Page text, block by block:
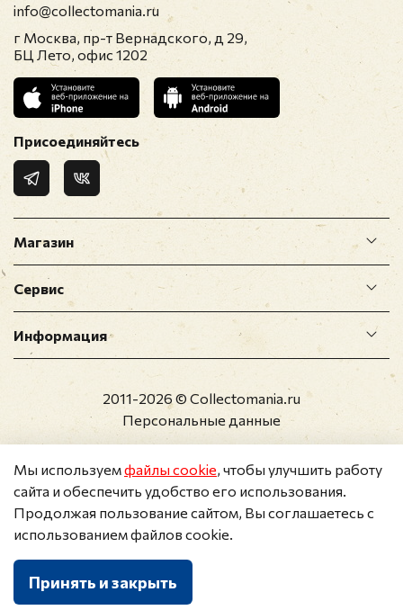
Магазин
Сервис
Информация
info@collectomania.ru
г Москва, пр-т Вернадского, д 29,
БЦ Лето, офис 1202
Присоединяйтесь
2011-2026 © Collectomania.ru
Персональные данные
Корзина
Мы используемфайлы cookie, чтобы улучшить работу
сайта и обеспечить удобство его использования.
Продолжая пользование сайтом, Вы соглашаетесь с
использованием файлов cookie.
Принять и закрыть